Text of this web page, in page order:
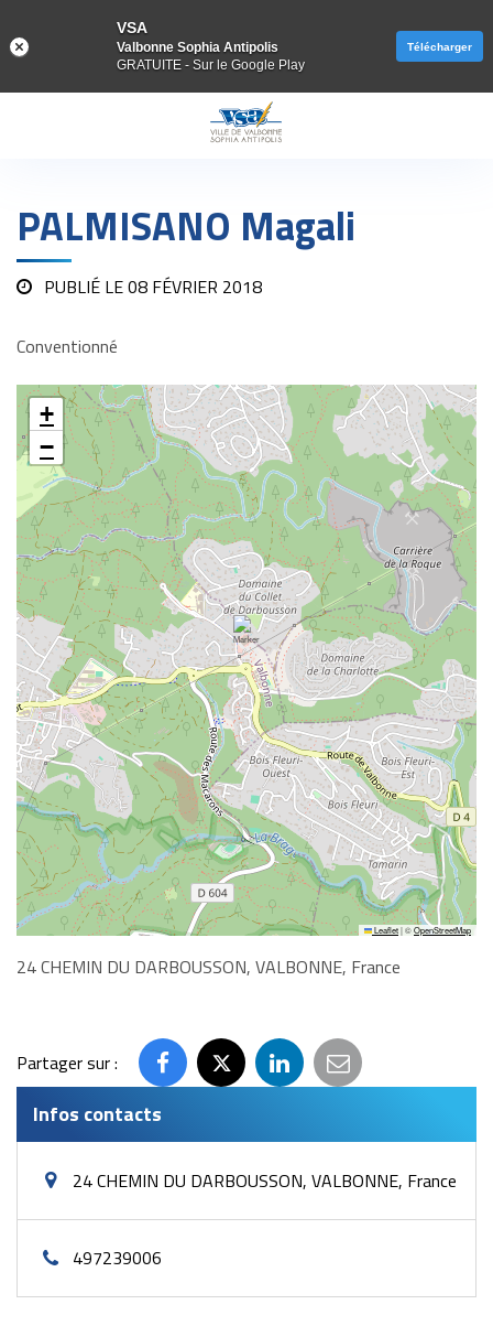
PALMISANO Magali
PUBLIÉ LE08 FÉVRIER 2018
Conventionné
+
−
Leaflet|©OpenStreetMap
24 CHEMIN DU DARBOUSSON, VALBONNE, France
Partager sur :
Partager
Facebook
Partager
Twitter
Partager
LinkedIn
Partager
email
Infos contacts
24 CHEMIN DU DARBOUSSON, VALBONNE, France
497239006
VSA
Valbonne Sophia Antipolis
GRATUITE - Sur le Google Play
Télécharger